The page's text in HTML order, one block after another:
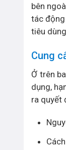
bên
tác
tiêu
Cung
Ở trên
dụng,
ra quyết